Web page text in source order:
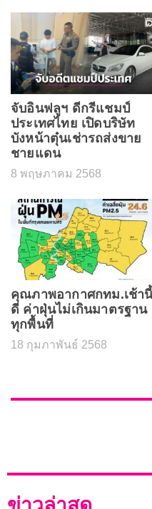
จับอินฟลูฯ ดีกรีแชมป์
ประเทศไทย เปิดบริษัท
บังหน้าตุ๋นเช่ารถส่งขาย
ชายแดน
8 พฤษภาคม 2568
คุณภาพอากาศกทม.เช้า
ดี ค่าฝุ่นไม่เกินมาตรฐาน
ทุกพื้นที่
18 กุมภาพันธ์ 2568